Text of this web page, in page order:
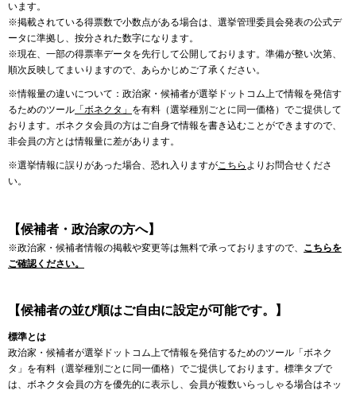
います。
※掲載されている得票数で小数点がある場合は、選挙管理委員会発表の公式デ
ータに準拠し、按分された数字になります。
※現在、一部の得票率データを先行して公開しております。準備が整い次第、
順次反映してまいりますので、あらかじめご了承ください。
※情報量の違いについて：政治家・候補者が選挙ドットコム上で情報を発信す
るためのツール 「ボネクタ」 を有料（選挙種別ごとに同一価格）でご提供して
おります。ボネクタ会員の方はご自身で情報を書き込むことができますので、
非会員の方とは情報量に差があります。
※選挙情報に誤りがあった場合、恐れ入りますがこちら よりお問合せくださ
い。
【候補者・政治家の方へ】
※政治家・候補者情報の掲載や変更等は無料で承っておりますので、 こちらを
ご確認ください。
【候補者の並び順はご自由に設定が可能です。】
標準とは
政治家・候補者が選挙ドットコム上で情報を発信するためのツール「ボネク
タ」を有料（選挙種別ごとに同一価格）でご提供しております。標準タブで
は、ボネクタ会員の方を優先的に表示し、会員が複数いらっしゃる場合はネッ